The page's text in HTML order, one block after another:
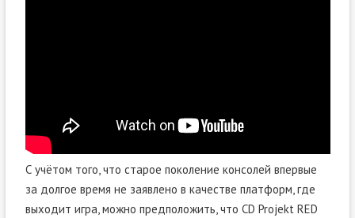
С учётом того, что старое поколение консолей впервые
за долгое время не заявлено в качестве платформ, где
выходит игра, можно предположить, что CD Projekt RED